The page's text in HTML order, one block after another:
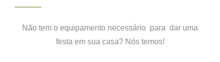
Não tem o equipamento necessário para dar uma
festa em sua casa? Nós temos!